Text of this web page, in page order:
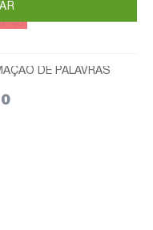
DE PALAVRAS